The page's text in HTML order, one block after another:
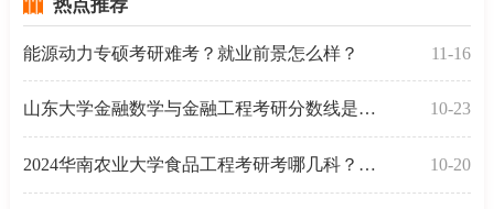
热点推荐
能源动力专硕考研难考？就业前景怎么样？ 11-16
山东大学金融数学与金融工程考研分数线是多少？ 10-23
2024华南农业大学食品工程考研考哪几科？考数学吗？ 10-20